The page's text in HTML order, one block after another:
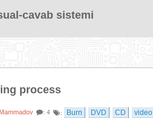
cavab sistemi
process
: 4 : Burn DVD CD video